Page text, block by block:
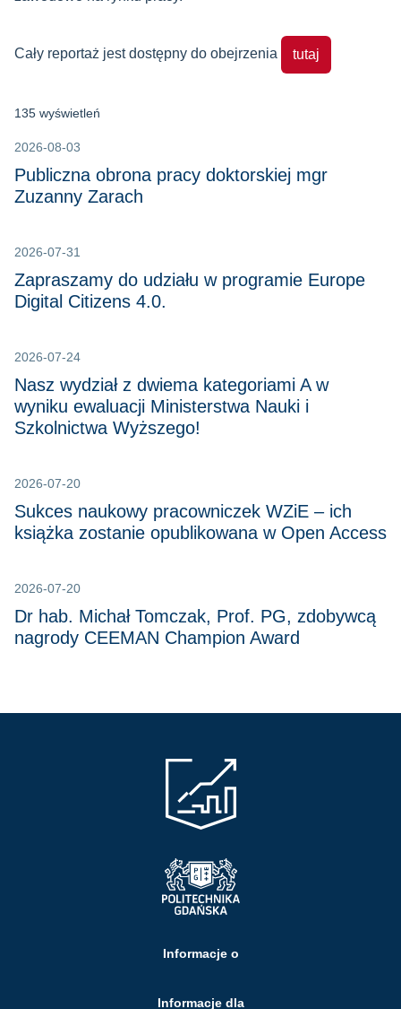
Cały reportaż jest dostępny do obejrzenia tutaj
135 wyświetleń
2026-08-03
Publiczna obrona pracy doktorskiej mgr
Zuzanny Zarach
2026-07-31
Zapraszamy do udziału w programie Europe
Digital Citizens 4.0.
2026-07-24
Nasz wydział z dwiema kategoriami A w
wyniku ewaluacji Ministerstwa Nauki i
Szkolnictwa Wyższego!
2026-07-20
Sukces naukowy pracowniczek WZiE – ich
książka zostanie opublikowana w Open Access
2026-07-20
Dr hab. Michał Tomczak, Prof. PG, zdobywcą
nagrody CEEMAN Champion Award
Informacje o
Informacje dla